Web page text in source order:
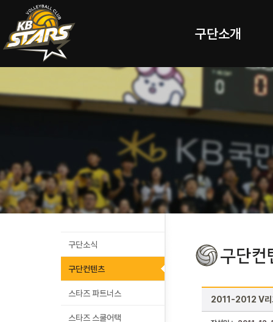
구단소개
구단소식
구단컨텐츠
스타즈 파트너스
스타즈 스쿨어택
2011-2012 V리